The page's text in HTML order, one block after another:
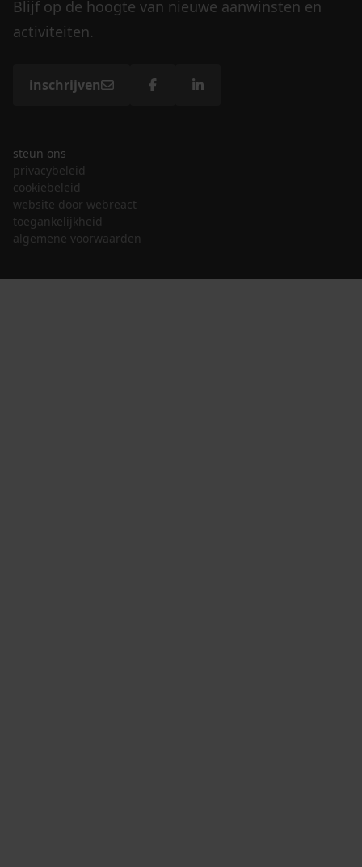
Blijf op de hoogte van nieuwe aanwinsten en
activiteiten.
inschrijven
steun ons
privacybeleid
cookiebeleid
website door webreact
toegankelijkheid
algemene voorwaarden